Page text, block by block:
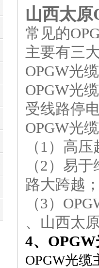
山西太原
常见的
主要有三
OPGW光
OPGW光
受线路停
OPGW光
（1）高
（2）易
路大跨越
（3）
、山西太
4、
OPGW光缆